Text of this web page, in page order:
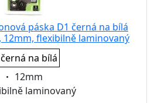
páska D1 černá na bílá
12mm, flexibilně laminovaný
černá na bílá
Eigenschaft:
12mm
laminovaný